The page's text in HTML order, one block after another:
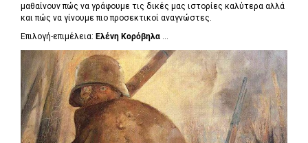
μαθαίνουν πώς να γράφουμε τις δικές μας ιστορίες καλύτερα αλλά
και πώς να γίνουμε πιο προσεκτικοί αναγνώστες.
Επιλογή-επιμέλεια: Ελένη Κορόβηλα ...